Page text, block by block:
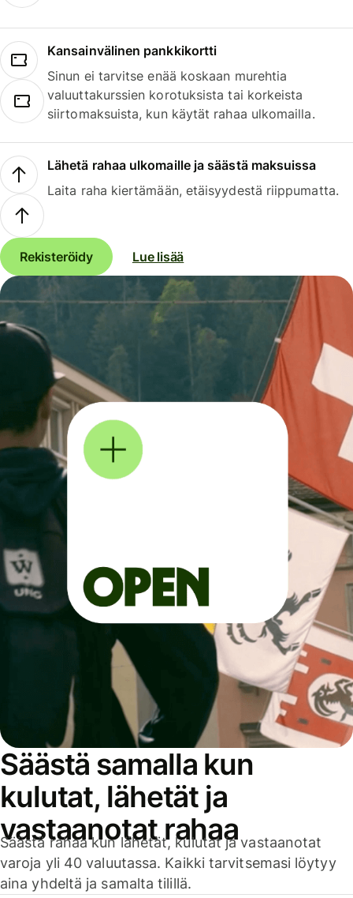
Kansainvälinen pankkikortti
Sinun ei tarvitse enää koskaan murehtia
valuuttakurssien korotuksista tai korkeista
siirtomaksuista, kun käytät rahaa ulkomailla.
Lähetä rahaa ulkomaille ja säästä maksuissa
Laita raha kiertämään, etäisyydestä riippumatta.
Rekisteröidy Lue lisää
Säästä samalla kun
kulutat, lähetät ja
vastaanotat rahaa
Säästä rahaa kun lähetät, kulutat ja vastaanotat
varoja yli 40 valuutassa. Kaikki tarvitsemasi löytyy
aina yhdeltä ja samalta tilillä.